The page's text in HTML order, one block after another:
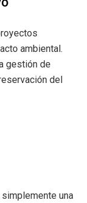
ambiental.
gestión de
del
una